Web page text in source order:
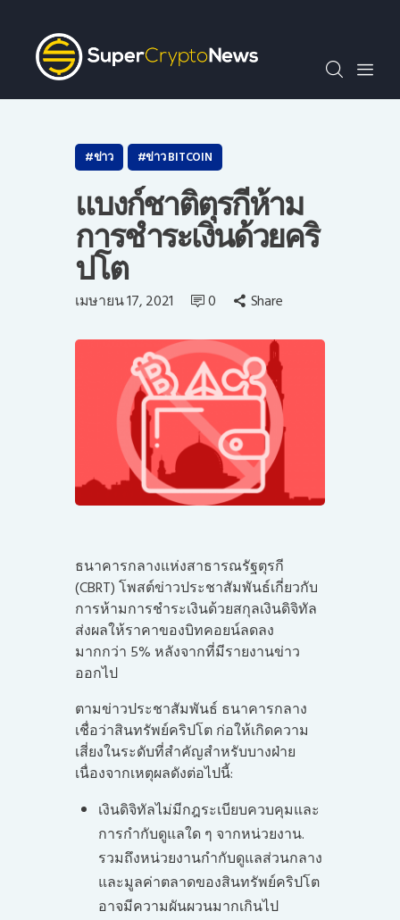
SCN30index
ข่าว
ถาม-ตอบ
ความรู้เบื้องต้น
ข่าวประชาสัมพันธ์
ไทย
ข่าว ข่าว BITCOIN
แบงก์ชาติตุรกีห้าม
การชำระเงินด้วยคริ
ปโต
เมษายน 17, 2021 0 Share
ธนาคารกลางแห่งสาธารณรัฐตุรกี
(CBRT) โพสต์ข่าวประชาสัมพันธ์เกี่ยวกับ
การห้ามการชำระเงินด้วยสกุลเงินดิจิทัล
ส่งผลให้ราคาของบิทคอยน์ลดลง
มากกว่า 5% หลังจากที่มีรายงานข่าว
ออกไป
ตามข่าวประชาสัมพันธ์ ธนาคารกลาง
เชื่อว่าสินทรัพย์คริปโตก่อให้เกิดความ
เสี่ยงในระดับที่สำคัญสำหรับบางฝ่าย
เนื่องจากเหตุผลดังต่อไปนี้:
เงินดิจิทัลไม่มีกฎระเบียบควบคุมและ
การกำกับดูแลใด ๆ จากหน่วยงาน.
รวมถึงหน่วยงานกำกับดูแลส่วนกลาง
และมูลค่าตลาดของสินทรัพย์คริปโต
อาจมีความผันผวนมากเกินไป